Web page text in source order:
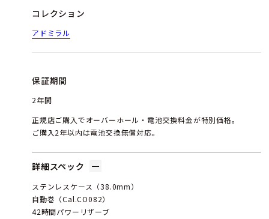
コレクション
アドミラル
保証期間
2年間
正規店ご購入でオーバーホール・電池交換料金が特別価格。
ご購入2年以内は電池交換無償対応。
詳細スペック
ステンレスケース（38.0mm）
自動巻（Cal.CO082）
42時間パワーリザーブ